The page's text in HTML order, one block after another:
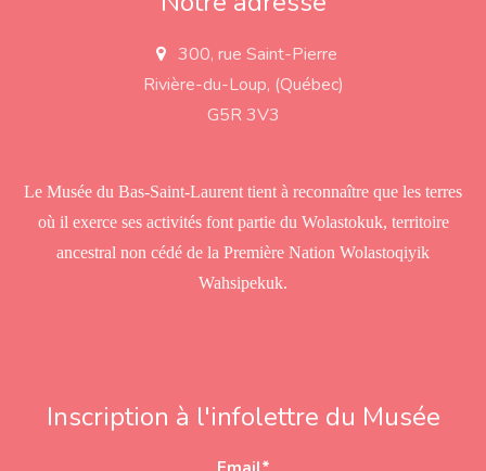
a
d
300, rue Saint-Pierre
Rivière-du-Loup, (Québec)
G5R 3V3
Le Musée du Bas-Saint-Laurent tient à reconnaître que les terres
où il exerce ses activités font partie du Wolastokuk, territoire
ancestral non cédé de la Première Nation Wolastoqiyik
Wahsipekuk.
Inscription à l'infolettre du Musée